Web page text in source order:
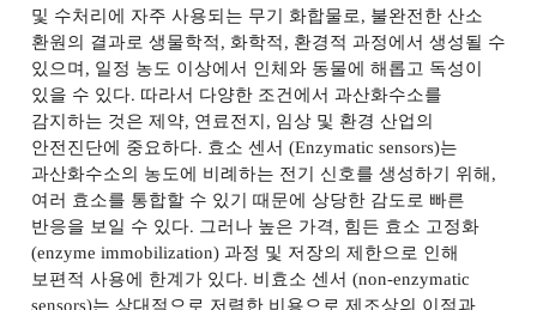
및 수처리에 자주 사용되는 무기 화합물로, 불완전한 산소
환원의 결과로 생물학적, 화학적, 환경적 과정에서 생성될 수
있으며 , 일정 농도 이상에서 인체와 동물에 해롭고 독성이
있을 수 있다. 따라서 다양한 조건에서 과산화수소를
감지하는 것은 제약, 연료전지 , 임상 및 환경 산업의
안전진단에 중요하다. 효소 센서(Enzymatic sensors)는
과산화수소의 농도에 비례하는 전기 신호를 생성하기 위해 ,
여러 효소를 통합할 수 있기 때문에 상당한 감도로 빠른
반응을 보일 수 있다. 그러나 높은 가격, 힘든 효소 고정화
(enzyme immobilization)과정 및 저장의 제한으로 인해
보편적 사용에 한계가 있다. 비효소 센서 (non-enzymatic
sensors)는 상대적으로 저렴한 비용으로 제조상의 이점과